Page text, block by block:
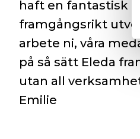
haft en fantastisk
framgångsrikt
arbete ni, våra
på så sätt Eleda
utan all
Emilie